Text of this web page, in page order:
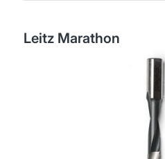
Leitz Marathon